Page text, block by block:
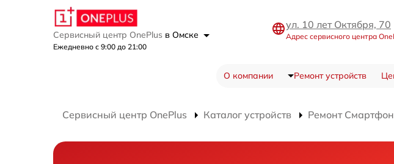
Сервисный центр OnePlus в Омске
Ежедневно с 9:00 до 21:00
ул. 10 лет Октября, 70
Адрес сервисного центра
О компании Ремонт устройств
Сервисный центр OnePlus Каталог устройств Ремонт